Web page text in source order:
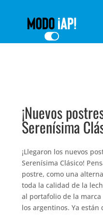
¡Nuevos
Serenísima
¡Llegaron los nuevos
Serenísima Clásico!
postre, como una
toda la calidad de la
al portafolio de la
los argentinos. Ya